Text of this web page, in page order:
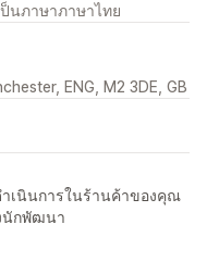
นภาษาภาษาไทย
ENG, M2 3DE, GB
เนินการในร้านค้าของคุณ
นักพัฒนา